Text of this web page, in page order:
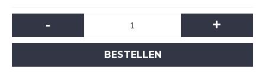
- +
BESTELLEN